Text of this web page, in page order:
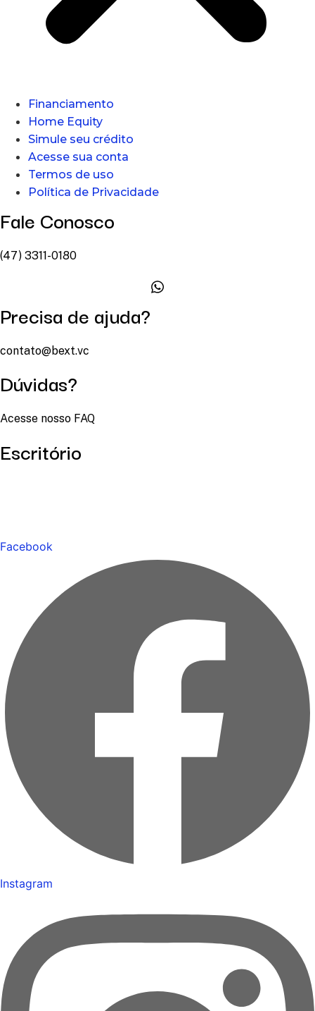
Financiamento
Home Equity
Simule seu crédito
Acesse sua conta
Termos de uso
Política de Privacidade
Fale Conosco
(47) 3311-0180
Precisa de ajuda?
contato@bext.vc
Dúvidas?
Acesse nosso FAQ
Escritório
Facebook
Instagram